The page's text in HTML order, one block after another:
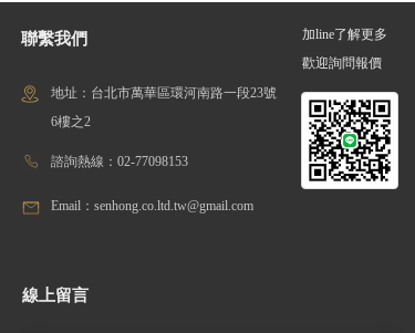
聯繫我們
地址：台北市萬華區環河南路一段23號
6樓之2
諮詢熱線：02-77098153
Email：senhong.co.ltd.tw@gmail.com
線上留言
加line了解更多
歡迎詢問報價